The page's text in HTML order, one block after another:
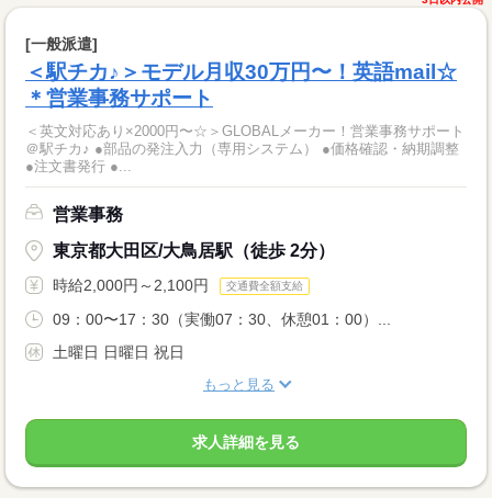
[一般派遣]
＜駅チカ♪＞モデル月収30万円〜！英語mail☆
＊営業事務サポート
＜英文対応あり×2000円〜☆＞GLOBALメーカー！営業事務サポート
＠駅チカ♪ ●部品の発注入力（専用システム） ●価格確認・納期調整
●注文書発行 ●...
営業事務
東京都大田区/大鳥居駅（徒歩 2分）
時給2,000円～2,100円 交通費全額支給
09：00〜17：30（実働07：30、休憩01：00）...
土曜日 日曜日 祝日
もっと見る
求人詳細を見る